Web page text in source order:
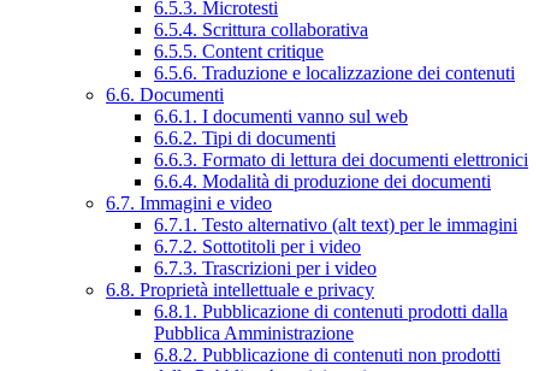
6.5.3. Microtesti
6.5.4. Scrittura collaborativa
6.5.5. Content critique
6.5.6. Traduzione e localizzazione dei contenuti
6.6. Documenti
6.6.1. I documenti vanno sul web
6.6.2. Tipi di documenti
6.6.3. Formato di lettura dei documenti elettronici
6.6.4. Modalità di produzione dei documenti
6.7. Immagini e video
6.7.1. Testo alternativo (alt text) per le immagini
6.7.2. Sottotitoli per i video
6.7.3. Trascrizioni per i video
6.8. Proprietà intellettuale e privacy
6.8.1. Pubblicazione di contenuti prodotti dalla
Pubblica Amministrazione
6.8.2. Pubblicazione di contenuti non prodotti